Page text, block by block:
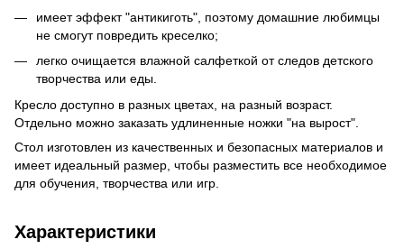
имеет эффект "антикиготь", поэтому домашние любимцы
не смогут повредить креселко;
легко очищается влажной салфеткой от следов детского
творчества или еды.
Кресло доступно в разных цветах, на разный возраст.
Отдельно можно заказать удлиненные ножки "на вырост".
Стол изготовлен из качественных и безопасных материалов и
имеет идеальный размер, чтобы разместить все необходимое
для обучения, творчества или игр.
Характеристики